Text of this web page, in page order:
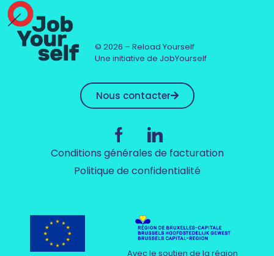
© 2026 – Reload Yourself
Une initiative de JobYourself
Nous contacter
Avec le soutien de la région
Conditions générales de facturation
Politique de confidentialité